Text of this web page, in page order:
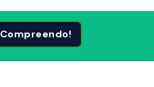
Compreendo!